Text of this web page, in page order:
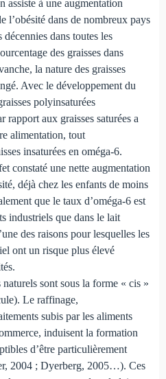
assiste à une augmentation
l’obésité dans de nombreux pays
dans toutes les
des graisses dans
la nature des graisses
Avec le développement du
polyinsaturées
rapport aux graisses saturées a
alimentation, tout
insaturées en oméga-6.
constaté une nette augmentation
déjà chez les enfants de moins
que le taux d’oméga-6 est
industriels que dans le lait
des raisons pour lesquelles les
ont un risque plus élevé
sont sous la forme « cis »
Le raffinage,
subis par les aliments
induisent la formation
d’être particulièrement
2004 ; Dyerberg, 2005…). Ces